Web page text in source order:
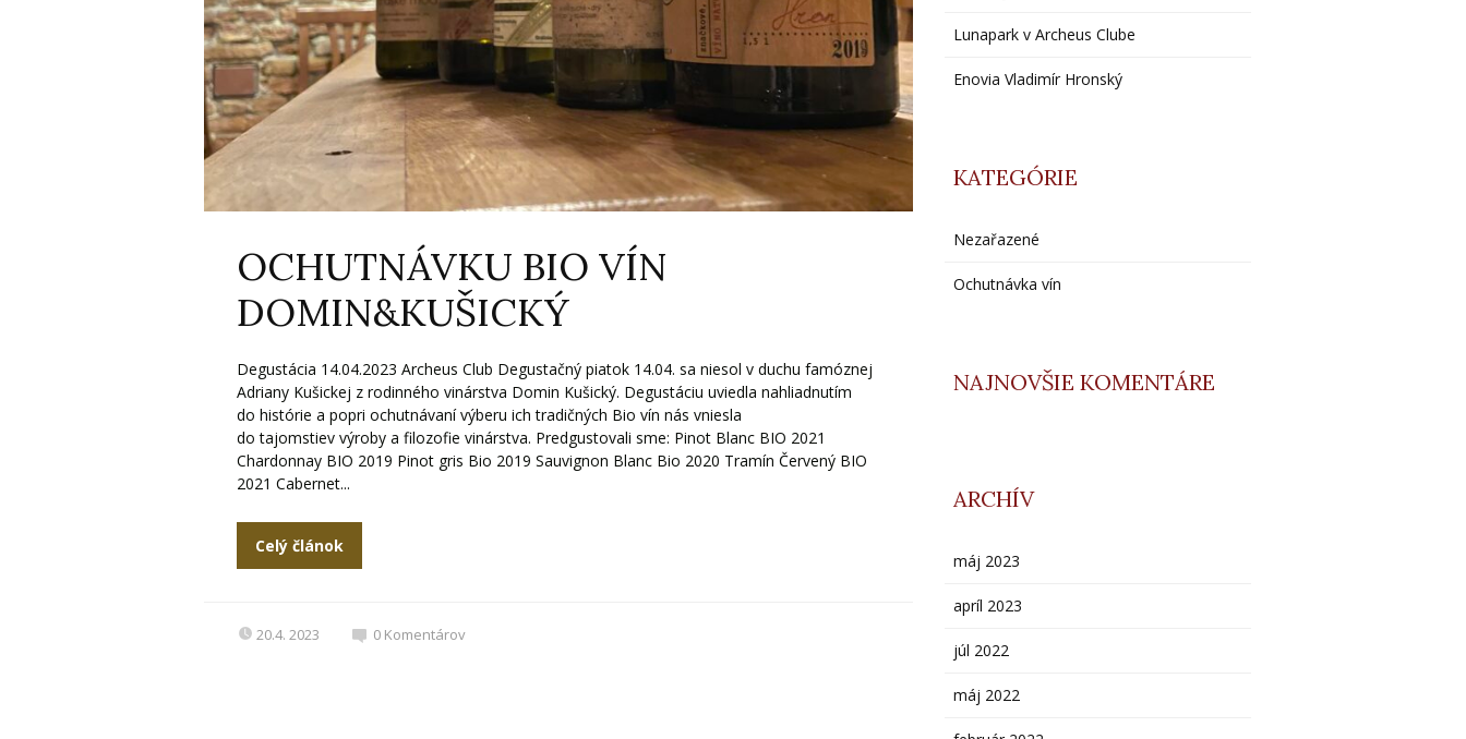
OCHUTNÁVKU BIO VÍN
DOMIN&KUŠICKÝ
Degustácia 14.04.2023 Archeus Club Degustačný piatok 14.04. sa niesol v duchu famóznej
Adriany Kušickej z rodinného vinárstva Domin Kušický. Degustáciu uviedla nahliadnutím
do histórie a popri ochutnávaní výberu ich tradičných Bio vín nás vniesla
do tajomstiev výroby a filozofie vinárstva. Predgustovali sme: Pinot Blanc BIO 2021
Chardonnay BIO 2019 Pinot gris Bio 2019 Sauvignon Blanc Bio 2020 Tramín Červený BIO
2021 Cabernet...
Celý článok
20.4. 2023 0 Komentárov
Lunapark v Archeus Clube
Enovia Vladimír Hronský
KATEGÓRIE
Nezařazené
Ochutnávka vín
NAJNOVŠIE KOMENTÁRE
ARCHÍV
máj 2023
apríl 2023
júl 2022
máj 2022